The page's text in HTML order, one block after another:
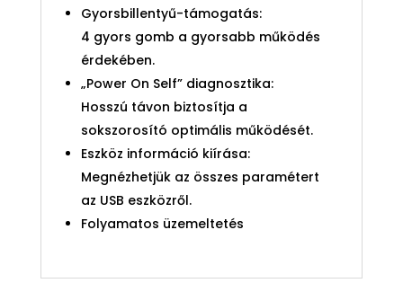
Gyorsbillentyű-támogatás:
4 gyors gomb a gyorsabb működés
érdekében.
„Power On Self” diagnosztika:
Hosszú távon biztosítja a
sokszorosító optimális működését.
Eszköz információ kiírása:
Megnézhetjük az összes paramétert
az USB eszközről.
Folyamatos üzemeltetés